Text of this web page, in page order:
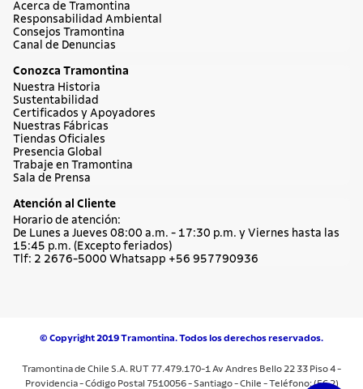
Acerca de Tramontina
Responsabilidad Ambiental
Consejos Tramontina
Canal de Denuncias
Conozca Tramontina
Nuestra Historia
Sustentabilidad
Certificados y Apoyadores
Nuestras Fábricas
Tiendas Oficiales
Presencia Global
Trabaje en Tramontina
Sala de Prensa
Atención al Cliente
Horario de atención:
De Lunes a Jueves 08:00 a.m. - 17:30 p.m. y Viernes hasta las
15:45 p.m. (Excepto feriados)
Tlf: 2 2676-5000 Whatsapp +56 957790936
© Copyright 2019 Tramontina. Todos los derechos reservados.
Tramontina de Chile S.A. RUT 77.479.170-1 Av Andres Bello 22 33 Piso 4 -
Providencia - Código Postal 7510056 - Santiago - Chile - Teléfono: (56 2)